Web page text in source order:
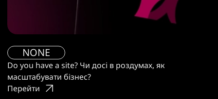
NONE
Do you have a site? Чи досі в роздумах, як
масштабувати бізнес?
Перейти